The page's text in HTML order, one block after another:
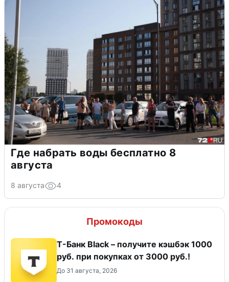
Где набрать воды бесплатно 8
августа
8 августа 4
Промокоды
Т-Банк Black – получите кэшбэк 1000
руб. при покупках от 3000 руб.!
До 31 августа, 2026